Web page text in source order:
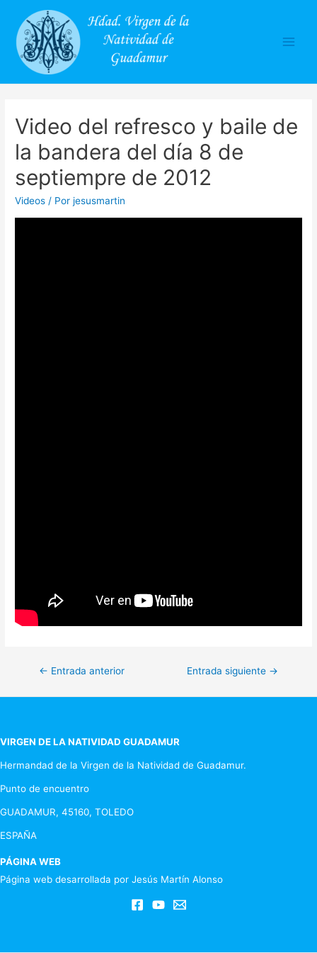
Video del refresco y baile de
la bandera del día 8 de
septiempre de 2012
Videos / Porjesusmartin
Navegación
de
← Entrada anterior Entrada siguiente →
VIRGEN DE LA NATIVIDAD GUADAMUR
Hermandad de la Virgen de la Natividad de Guadamur.
Punto de encuentro
GUADAMUR, 45160, TOLEDO
ESPAÑA
PÁGINA WEB
Página web desarrollada por Jesús Martín Alonso